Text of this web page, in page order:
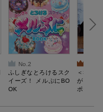
No.2
ふしぎなとろけるスク
イーズ！ メルぷにBO
OK
＜SALE
がある
ポーチ